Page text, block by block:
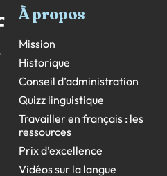
À propos
Mission
Historique
Conseil d’administration
Quizz linguistique
Travailler en français : les
ressources
Prix d’excellence
Vidéos sur la langue